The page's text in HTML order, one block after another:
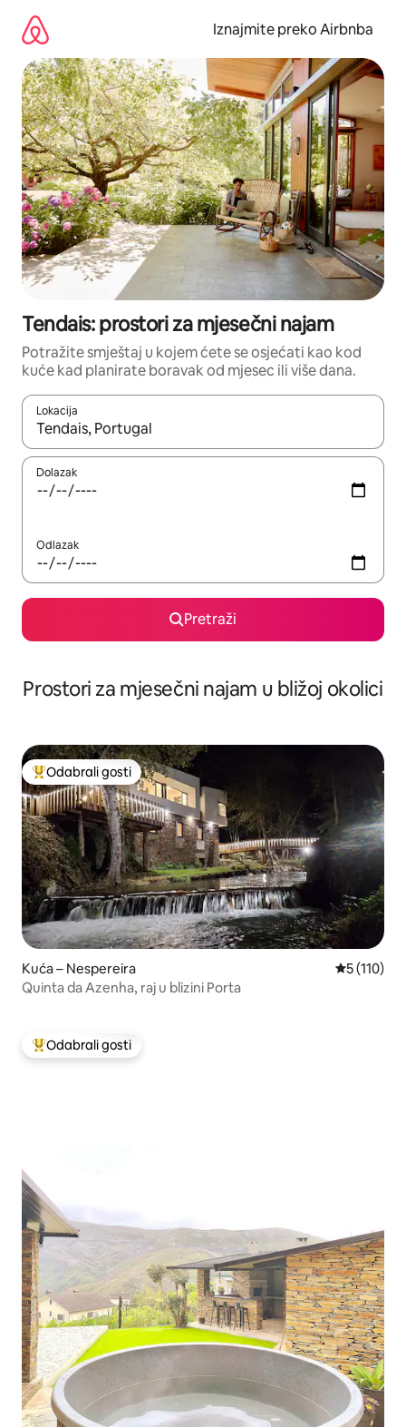
sadržaj
Iznajmite preko Airbnba
Tendais: prostori za mjesečni najam
Potražite smještaj u kojem ćete se osjećati kao kod
kuće kad planirate boravak od mjesec ili više dana.
Lokacija
Kada budu dostupni rezultati, moći ćete ih pregledati
Dolazak
Odlazak
Pretraži
Prostori za mjesečni najam u bližoj okolici
Među najviše rangiranima s oznakom „Odabrali gosti”
Odabrali gosti
Kuća – Nespereira Prosječna
5 (110)
Quinta da Azenha, raj u blizini Porta
Među najviše rangiranima s oznakom „Odabrali gosti”
Odabrali gosti